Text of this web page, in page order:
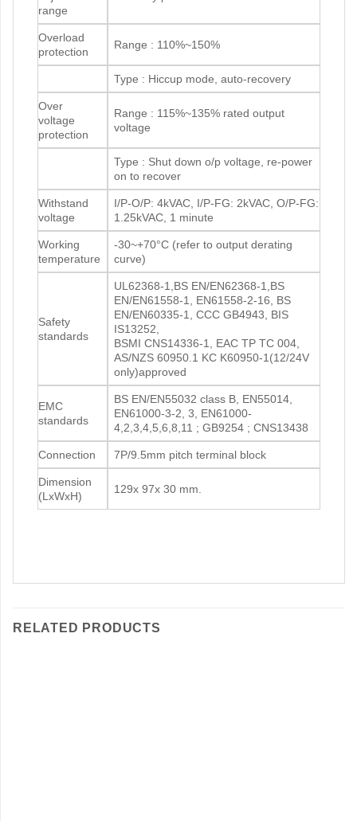
range
Overload
protection
Range : 110%~150%
Type : Hiccup mode, auto-recovery
Over
voltage
protection
Range : 115%~135% rated output
voltage
Type : Shut down o/p voltage, re-power
on to recover
Withstand
voltage
I/P-O/P: 4kVAC, I/P-FG: 2kVAC, O/P-FG:
1.25kVAC, 1 minute
Working
temperature
-30~+70°C (refer to output derating
curve)
Safety
standards
UL62368-1,BS EN/EN62368-1,BS
EN/EN61558-1, EN61558-2-16, BS
EN/EN60335-1, CCC GB4943, BIS
IS13252,
BSMI CNS14336-1, EAC TP TC 004,
AS/NZS 60950.1 KC K60950-1(12/24V
only)approved
EMC
standards
BS EN/EN55032 class B, EN55014,
EN61000-3-2, 3, EN61000-
4,2,3,4,5,6,8,11 ; GB9254 ; CNS13438
Connection 7P/9.5mm pitch terminal block
Dimension
(LxWxH)
129x 97x 30 mm.
RELATED PRODUCTS